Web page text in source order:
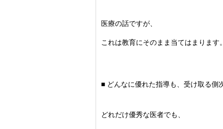
医療の話ですが、
これは教育にそのまま当てはまります。
■ どんなに優れた指導も、受け取る側
どれだけ優秀な医者でも、